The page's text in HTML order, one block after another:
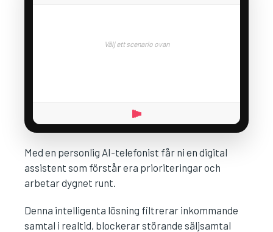
Välj ett scenario ovan
Med en personlig AI-telefonist får ni en digital
assistent som förstår era prioriteringar och
arbetar dygnet runt.
Denna intelligenta lösning filtrerar inkommande
samtal i realtid, blockerar störande säljsamtal